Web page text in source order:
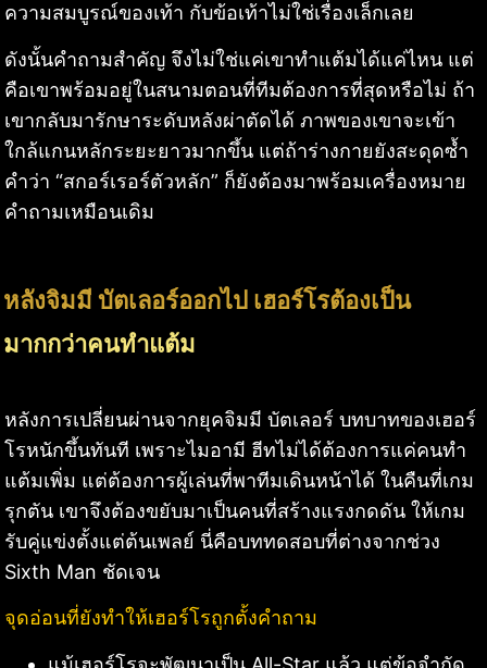
ความสมบูรณ์ของเท้า กับข้อเท้าไม่ใช่เรื่องเล็กเลย
ดังนั้นคำถามสำคัญ จึงไม่ใช่แค่เขาทำแต้มได้แค่ไหน แต่
คือเขาพร้อมอยู่ในสนามตอนที่ทีมต้องการที่สุดหรือไม่ ถ้า
เขากลับมารักษาระดับหลังผ่าตัดได้ ภาพของเขาจะเข้า
ใกล้แกนหลักระยะยาวมากขึ้น แต่ถ้าร่างกายยังสะดุดซ้ำ
คำว่า “สกอร์เรอร์ตัวหลัก” ก็ยังต้องมาพร้อมเครื่องหมาย
คำถามเหมือนเดิม
หลังจิมมี บัตเลอร์ออกไป เฮอร์โรต้องเป็น
มากกว่าคนทำแต้ม
หลังการเปลี่ยนผ่านจากยุคจิมมี บัตเลอร์ บทบาทของเฮอร์
โรหนักขึ้นทันที เพราะไมอามี ฮีทไม่ได้ต้องการแค่คนทำ
แต้มเพิ่ม แต่ต้องการผู้เล่นที่พาทีมเดินหน้าได้ ในคืนที่เกม
รุกตัน เขาจึงต้องขยับมาเป็นคนที่สร้างแรงกดดัน ให้เกม
รับคู่แข่งตั้งแต่ต้นเพลย์ นี่คือบททดสอบที่ต่างจากช่วง
Sixth Man ชัดเจน
จุดอ่อนที่ยังทำให้เฮอร์โรถูกตั้งคำถาม